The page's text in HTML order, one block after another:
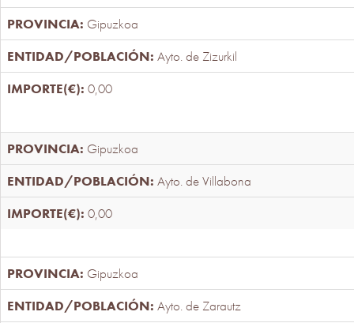
Gipuzkoa
Ayto. de Zizurkil
0,00
Gipuzkoa
Ayto. de Villabona
0,00
Gipuzkoa
Ayto. de Zarautz